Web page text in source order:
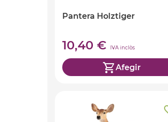
Pantera Holztiger
10,40 € IVA inclòs
Afegir